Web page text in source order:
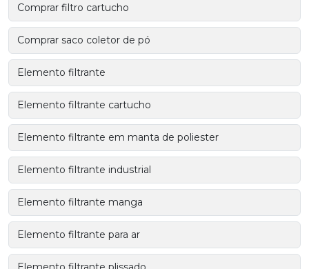
Comprar filtro cartucho
Comprar saco coletor de pó
Elemento filtrante
Elemento filtrante cartucho
Elemento filtrante em manta de poliester
Elemento filtrante industrial
Elemento filtrante manga
Elemento filtrante para ar